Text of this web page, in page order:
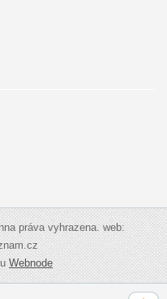
práva vyhrazena. web:
Webnode